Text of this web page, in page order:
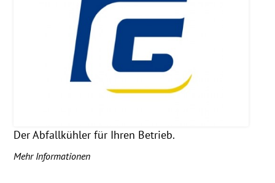
Der Abfallkühler für Ihren Betrieb.
Mehr Informationen